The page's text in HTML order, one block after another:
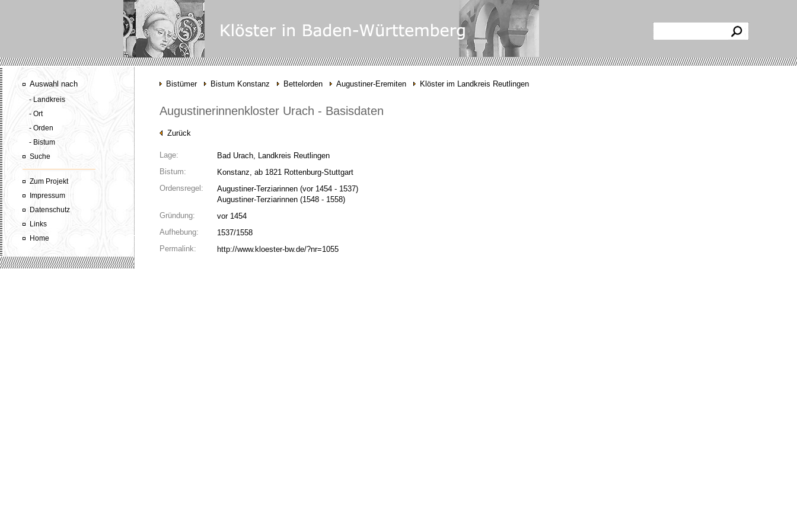
Auswahl nach
- Landkreis
- Ort
- Orden
- Bistum
Suche
Zum Projekt
Impressum
Datenschutz
Links
Home
Bistümer Bistum Konstanz Bettelorden Augustiner-Eremiten Klöster im Landkreis Reutlingen
Augustinerinnenkloster Urach - Basisdaten
Zurück
Lage:
Bad Urach, Landkreis Reutlingen
Bistum:
Konstanz, ab 1821 Rottenburg-Stuttgart
Ordensregel:
Augustiner-Terziarinnen(vor 1454 - 1537)
Augustiner-Terziarinnen(1548 - 1558)
Gründung:
vor 1454
Aufhebung:
1537/1558
Permalink:
http://www.kloester-bw.de/?nr=1055